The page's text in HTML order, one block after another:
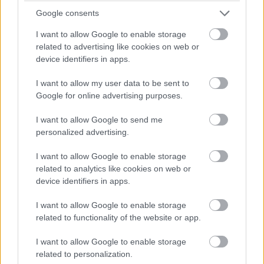
Google consents
I want to allow Google to enable storage
related to advertising like cookies on web or
device identifiers in apps.
I want to allow my user data to be sent to
Google for online advertising purposes.
I want to allow Google to send me
personalized advertising.
I want to allow Google to enable storage
related to analytics like cookies on web or
device identifiers in apps.
I want to allow Google to enable storage
related to functionality of the website or app.
I want to allow Google to enable storage
related to personalization.
hátránya Yifeijel szemben... Csakhogy van valami baj a #31-es
WRT emelőjével, így az utolsó kerékcserénél valamennyit
biztosan veszítenek majd.
van. Ezt egy safety car éppen-éppen lenullázhatja még, de
erőből ezt még annyira se lehet itt ledolgozni, ahogy a 100-at
A különbség nagyjából 1:40, lesz még 20 kör, ez
körönként 5 másodpercet jelentene. Erőből nem nagyon lehet
megoldani, de ha a szerencse is Fraga kezére játszik,
visszahozhatja a sírból (avagy az éjszakai defektből) a